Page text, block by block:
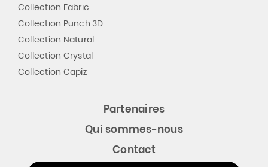
Collection Fabric
Collection Punch 3D
Collection Natural
Collection Crystal
Collection Capiz
Partenaires
Qui sommes-nous
Contact